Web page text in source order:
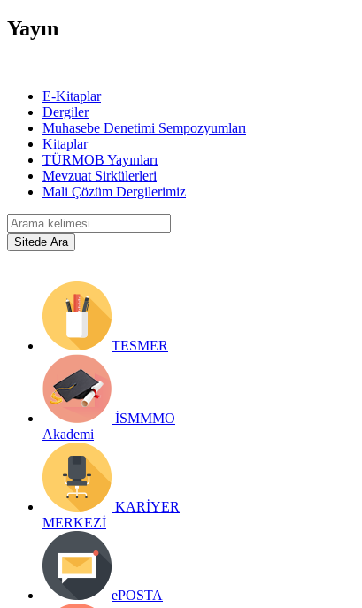
Yayın
E-Kitaplar
Dergiler
Muhasebe Denetimi Sempozyumları
Kitaplar
TÜRMOB Yayınları
Mevzuat Sirkülerleri
Mali Çözüm Dergilerimiz
TESMER
İSMMMO
Akademi
KARİYER
MERKEZİ
ePOSTA